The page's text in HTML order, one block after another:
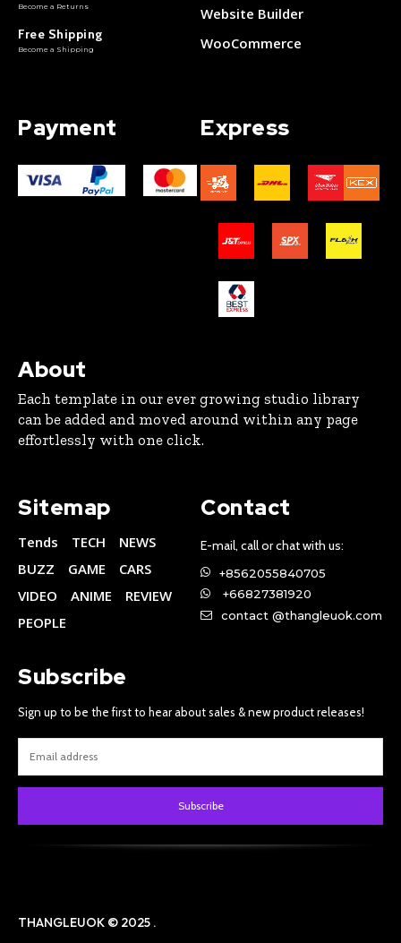
Become a Returns
Free Shipping
Become a Shipping
Website Builder
WooCommerce
Payment Express
About
Each template in our ever growing studio library
can be added and moved around within any page
effortlessly with one click.
Sitemap
Tends TECH
NEWS
BUZZ
GAME
CARS
VIDEO
ANIME
REVIEW
PEOPLE
Contact
E-mail, call or chat with us:
+8562055840705
+66827381920
contact @thangleuok.com
Subscribe
Sign up to be the first to hear about sales & new product releases!
Subscribe
THANGLEUOK © 2025 .